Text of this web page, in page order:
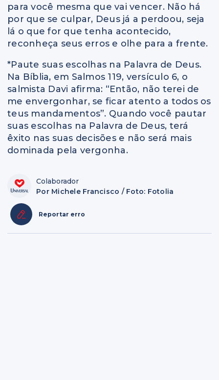
para você mesma que vai vencer. Não há
por que se culpar, Deus já a perdoou, seja
lá o que for que tenha acontecido,
reconheça seus erros e olhe para a frente.
*Paute suas escolhas na Palavra de Deus.
Na Bíblia, em Salmos 119, versículo 6, o
salmista Davi afirma: “Então, não terei de
me envergonhar, se ficar atento a todos os
teus mandamentos”. Quando você pautar
suas escolhas na Palavra de Deus, terá
êxito nas suas decisões e não será mais
dominada pela vergonha.
Colaborador
Por Michele Francisco / Foto: Fotolia
Reportar erro